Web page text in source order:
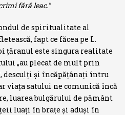
fără leac."
de spiritualitate al
fapt ce făcea pe L.
ţăranul este singura realitate
„au plecat de mult prin
desculţi şi încăpăţânaţi întru
viaţa satului ne comunică încă
luarea bulgărului de pământ
luaţi în braţe şi aduşi în